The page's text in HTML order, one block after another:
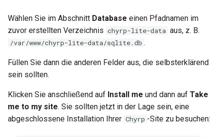
Wählen Sie im Abschnitt Database einen Pfadnamen im
zuvor erstellten Verzeichnis chyrp-lite-data aus, z. B.
/var/www/chyrp-lite-data/sqlite.db .
Füllen Sie dann die anderen Felder aus, die selbsterklärend
sein sollten.
Klicken Sie anschließend auf Install me und dann auf Take
me to my site. Sie sollten jetzt in der Lage sein, eine
abgeschlossene Installation Ihrer Chyrp -Site zu besuchen: